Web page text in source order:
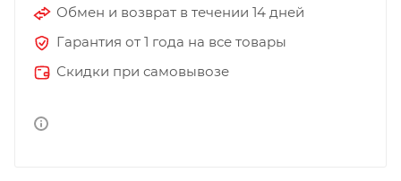
Обмен и возврат в течении 14 дней
Гарантия от 1 года на все товары
Скидки при самовывозе